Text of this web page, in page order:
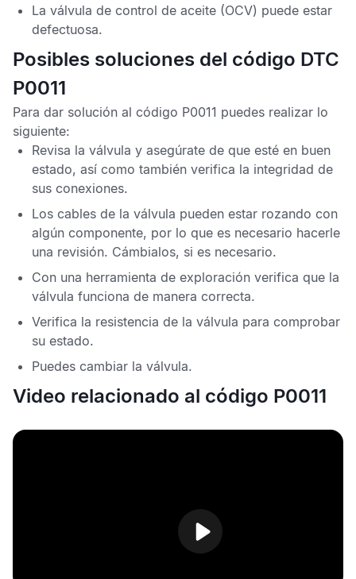
La válvula de control de aceite (OCV) puede estar
defectuosa.
Posibles soluciones del código DTC
P0011
Para dar solución al código P0011 puedes realizar lo
siguiente:
Revisa la válvula y asegúrate de que esté en buen
estado, así como también verifica la integridad de
sus conexiones.
Los cables de la válvula pueden estar rozando con
algún componente, por lo que es necesario hacerle
una revisión. Cámbialos, si es necesario.
Con una herramienta de exploración verifica que la
válvula funciona de manera correcta.
Verifica la resistencia de la válvula para comprobar
su estado.
Puedes cambiar la válvula.
Video relacionado al código P0011